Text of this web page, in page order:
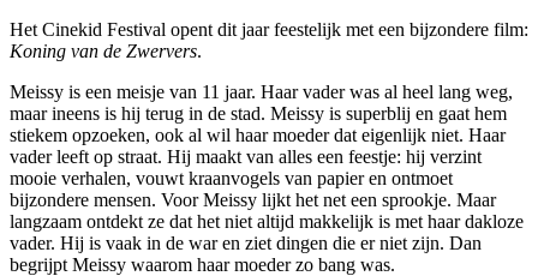
Het Cinekid Festival opent dit jaar feestelijk met een bijzondere film:
Koning van de Zwervers.
Meissy is een meisje van 11 jaar. Haar vader was al heel lang weg,
maar ineens is hij terug in de stad. Meissy is superblij en gaat hem
stiekem opzoeken, ook al wil haar moeder dat eigenlijk niet. Haar
vader leeft op straat. Hij maakt van alles een feestje: hij verzint
mooie verhalen, vouwt kraanvogels van papier en ontmoet
bijzondere mensen. Voor Meissy lijkt het net een sprookje. Maar
langzaam ontdekt ze dat het niet altijd makkelijk is met haar dakloze
vader. Hij is vaak in de war en ziet dingen die er niet zijn. Dan
begrijpt Meissy waarom haar moeder zo bang was.